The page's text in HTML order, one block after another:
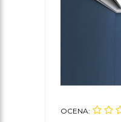
OCENA: